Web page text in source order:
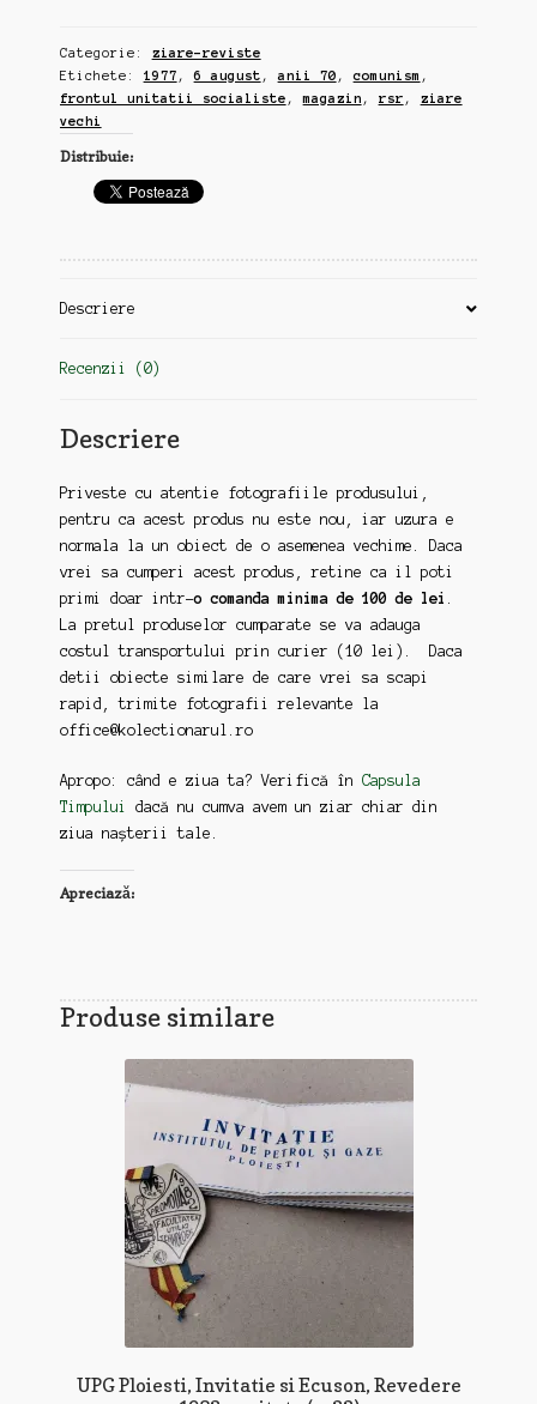
editat
de
Frontul
Unității
Socialiste,
Categorie: ziare-reviste
Etichete: 1977 ,6 august ,anii 70 ,comunism ,
frontul unitatii socialiste ,magazin , rsr , ziare
vechi
Distribuie:
Descriere
Recenzii (0)
Descriere
Priveste cu atentie fotografiile produsului,
pentru ca acest produs nu este nou, iar uzura e
normala la un obiect de o asemenea vechime. Daca
vrei sa cumperi acest produs, retine ca il poti
primi doar intr-o comanda minima de 100 de lei
La pretul produselor cumparate se va adauga
costul transportului prin curier (10 lei). Daca
detii obiecte similare de care vrei sa scapi
rapid, trimite fotografii relevante la
office@kolectionarul.ro
Apropo: când e ziua ta? Verifică în Capsula
Timpului
dacă nu cumva avem un ziar chiar din
ziua nașterii tale.
Apreciază:
Produse similare
UPG Ploiesti, Invitatie si Ecuson, Revedere